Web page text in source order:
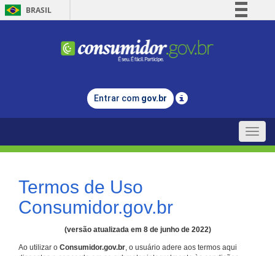
BRASIL
Comunica BR
Legislação
Entrar com gov.br
Toggle
Termos de Uso
Consumidor.gov.br
(versão atualizada em 8 de junho de 2022)
Ao utilizar o Consumidor.gov.br, o usuário adere aos termos aqui